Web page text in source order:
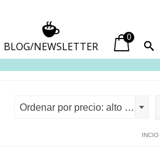
BLOG/NEWSLETTER
0
Ordenar por precio: alto a bajo
INCIO